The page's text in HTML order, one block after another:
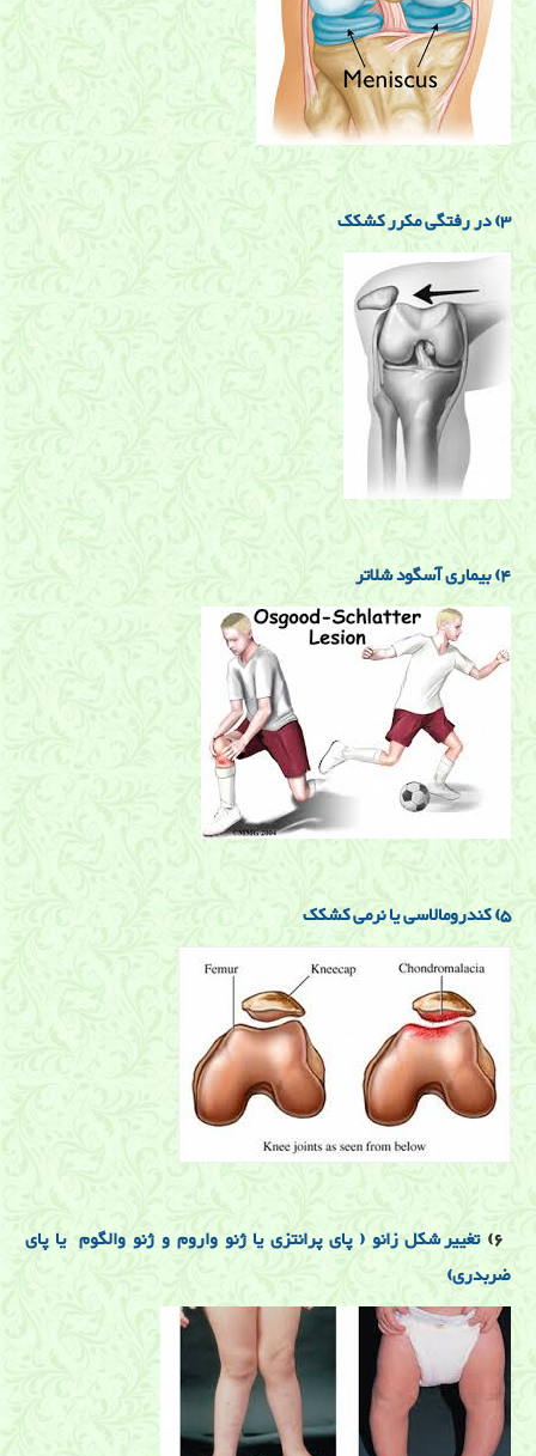
3) در رفتگی مکرر کشکک
4) بیماری آسگود شلاتر
5) کندرومالاسی یا نرمی کشکک
تغییر شکل زانو ( پای پرانتزی یا ژنو واروم و ژنو والگوم یا پای
ضربدری)